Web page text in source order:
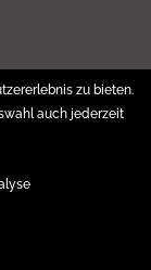
zu bieten.
auch jederzeit